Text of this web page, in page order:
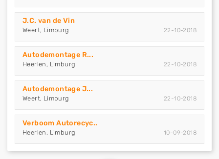
J.C. van de Vin
Weert, Limburg 22-10-2018
Autodemontage R...
Heerlen, Limburg 22-10-2018
Autodemontage J...
Weert, Limburg 22-10-2018
Verboom Autorecyc..
Heerlen, Limburg 10-09-2018